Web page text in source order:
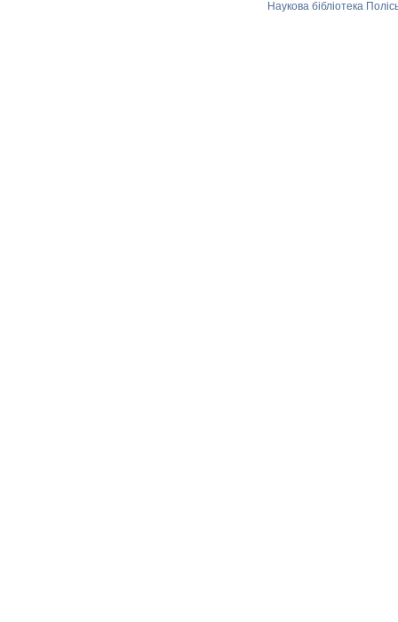
Наукова бібліотека